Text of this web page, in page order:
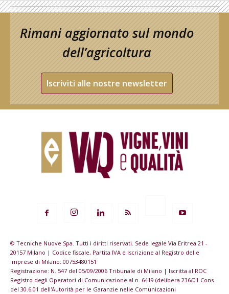
Rimani aggiornato sul mondo
dell’agricoltura
Iscriviti alle nostre newsletter
© Tecniche Nuove Spa. Tutti i diritti riservati. Sede legale Via Eritrea 21 -
20157 Milano | Codice fiscale, Partita IVA e Iscrizione al Registro delle
imprese di Milano: 00753480151
Registrazione: N. 547 del 05/09/2006 Tribunale di Milano | Iscritta al ROC
Registro degli Operatori di Comunicazione al n. 6419 (delibera 236/01 Cons
del 30.6.01 dell'Autorità per le Garanzie nelle Comunicazioni